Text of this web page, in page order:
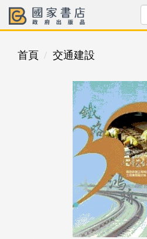
首頁 交通建設